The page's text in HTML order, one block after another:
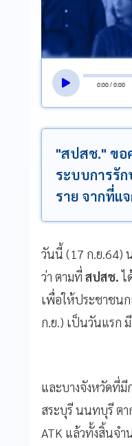
0:00/0:00
"สปสช." ขอ
ระบบการรั
ราย จากที่แ
วันนี้ (17 ก.ย.64)
ว่า ตามที่ สปสช.ไ
เพื่อให้ประชาชนก
ก.ย.) เป็นวันแรก
และบางจังหวัดที่มี
สระบุรี นนทบุรี ต
ATK แล้วทั้งสิ้นจำ